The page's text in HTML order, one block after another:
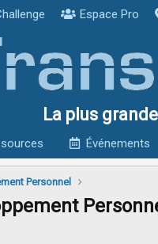
Espace Pro
La plus
Événements
Personnel